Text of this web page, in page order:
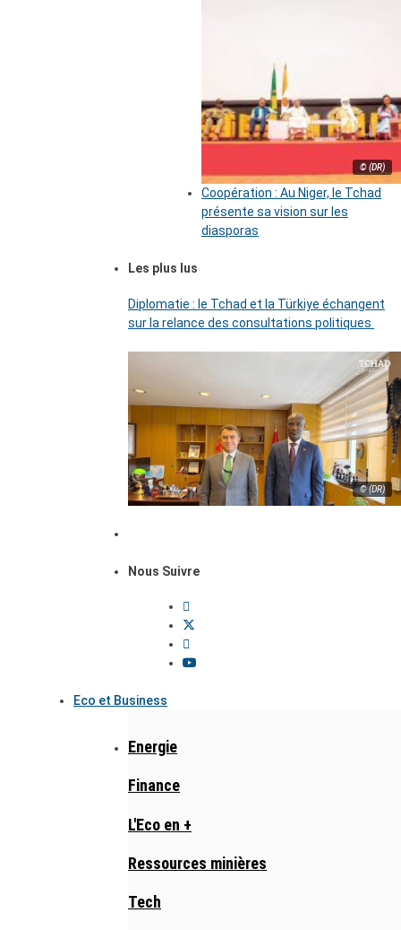
© (DR)
Coopération : Au Niger, le Tchad
présente sa vision sur les
diasporas
Les plus lus
Diplomatie : le Tchad et la Türkiye échangent
sur la relance des consultations politiques
© (DR)
Nous Suivre
Eco et Business
Energie
Finance
L'Eco en +
Ressources minières
Tech